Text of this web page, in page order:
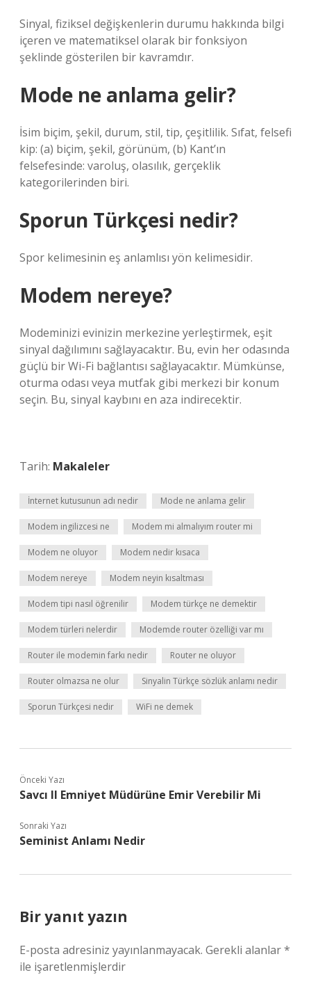
Sinyal, fiziksel değişkenlerin durumu hakkında bilgi
içeren ve matematiksel olarak bir fonksiyon
şeklinde gösterilen bir kavramdır.
Mode ne anlama gelir?
İsim biçim, şekil, durum, stil, tip, çeşitlilik. Sıfat, felsefi
kip: (a) biçim, şekil, görünüm, (b) Kant’ın
felsefesinde: varoluş, olasılık, gerçeklik
kategorilerinden biri.
Sporun Türkçesi nedir?
Spor kelimesinin eş anlamlısı yön kelimesidir.
Modem nereye?
Modeminizi evinizin merkezine yerleştirmek, eşit
sinyal dağılımını sağlayacaktır. Bu, evin her odasında
güçlü bir Wi-Fi bağlantısı sağlayacaktır. Mümkünse,
oturma odası veya mutfak gibi merkezi bir konum
seçin. Bu, sinyal kaybını en aza indirecektir.
Tarih: Makaleler
İnternet kutusunun adı nedir Mode ne anlama gelir
Modem ingilizcesi ne Modem mi almalıyım router mi
Modem ne oluyor Modem nedir kısaca
Modem nereye Modem neyin kısaltması
Modem tipi nasıl öğrenilir Modem türkçe ne demektir
Modem türleri nelerdir Modemde router özelliği var mı
Router ile modemin farkı nedir Router ne oluyor
Router olmazsa ne olur Sinyalin Türkçe sözlük anlamı nedir
Sporun Türkçesi nedir WiFi ne demek
Önceki Yazı
Savcı Il Emniyet Müdürüne Emir Verebilir Mi
Sonraki Yazı
Seminist Anlamı Nedir
Bir yanıt yazın
E-posta adresiniz yayınlanmayacak. Gerekli alanlar*
ile işaretlenmişlerdir